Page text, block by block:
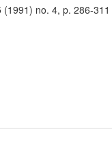
(1991) no. 4, p. 286-311